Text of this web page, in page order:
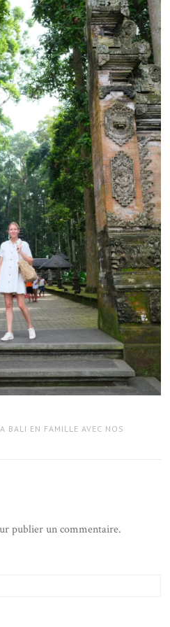
BALI EN FAMILLE AVEC NOS
publier un commentaire.